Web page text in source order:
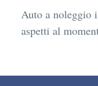
Auto a noleggio
aspetti al